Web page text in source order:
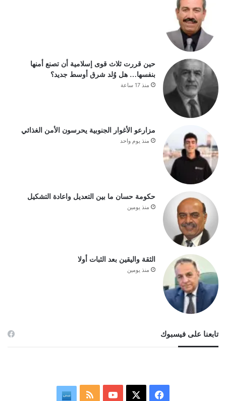
حين قررت ثلاث قوى إسلامية أن تصنع أمنها
بنفسها… هل وُلد شرق أوسط جديد؟
منذ 17 ساعة
مزارعو الأغوار الجنوبية يحرسون الأمن الغذائي
منذ يوم واحد
حكومة حسان ما بين التعديل واعادة التشكيل
منذ يومين
الثقة واليقين بعد الثبات أولا
منذ يومين
تابعنا على فيسبوك